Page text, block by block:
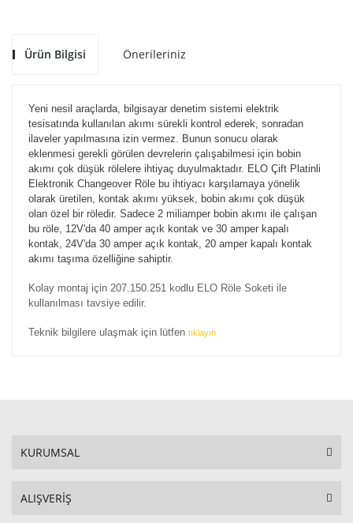
Ürün Bilgisi Önerileriniz
Yeni nesil araçlarda, bilgisayar denetim sistemi elektrik
tesisatında kullanılan akımı sürekli kontrol ederek, sonradan
ilaveler yapılmasına izin vermez. Bunun sonucu olarak
eklenmesi gerekli görülen devrelerin çalışabilmesi için bobin
akımı çok düşük rölelere ihtiyaç duyulmaktadır. ELO Çift Platinli
Elektronik Changeover Röle bu ihtiyacı karşılamaya yönelik
olarak üretilen, kontak akımı yüksek, bobin akımı çok düşük
olan özel bir röledir. Sadece 2 miliamper bobin akımı ile çalışan
bu röle, 12V'da 40 amper açık kontak ve 30 amper kapalı
kontak, 24V'da 30 amper açık kontak, 20 amper kapalı kontak
akımı taşıma özelliğine sahiptir.
Kolay montaj için 207.150.251 kodlu ELO Röle Soketi ile
kullanılması tavsiye edilir.
Teknik bilgilere ulaşmak için lütfen tıklayın
KURUMSAL
ALIŞVERİŞ